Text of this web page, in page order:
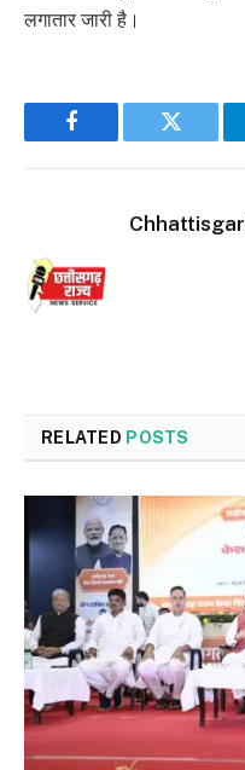
लगातार जारी है।
Facebook Twitter
RELATED POSTS